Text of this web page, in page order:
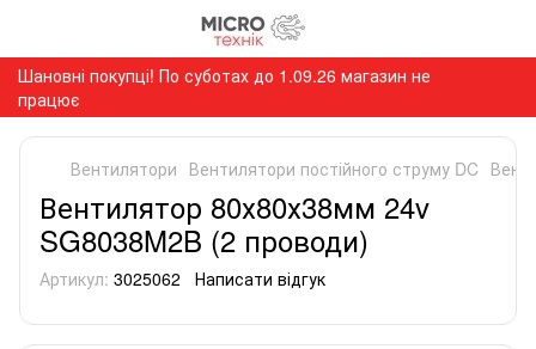
Шановні покупці! По суботах до 1.09.26 магазин не
працює
Вентилятори Вентилятори постійного струму DC
Вентилятор 80х80х38мм 24v
SG8038M2B (2 проводи)
Артикул: 3025062 Написати відгук